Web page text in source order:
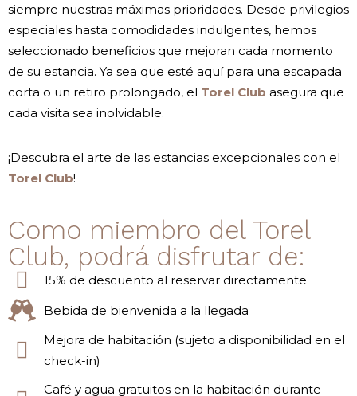
siempre nuestras máximas prioridades. Desde privilegios
especiales hasta comodidades indulgentes, hemos
seleccionado beneficios que mejoran cada momento
de su estancia. Ya sea que esté aquí para una escapada
corta o un retiro prolongado, el Torel Club asegura que
cada visita sea inolvidable.
¡Descubra el arte de las estancias excepcionales con el
Torel Club!
Como miembro del Torel
Club, podrá disfrutar de:
15% de descuento al reservar directamente
Bebida de bienvenida a la llegada
Mejora de habitación (sujeto a disponibilidad en el
check-in)
Café y agua gratuitos en la habitación durante